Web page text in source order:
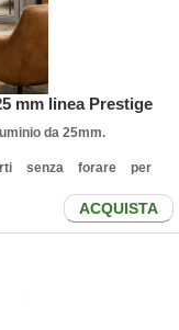
mm linea Prestige
da 25mm.
senza forare per
ACQUISTA